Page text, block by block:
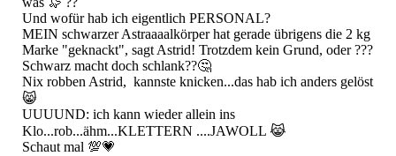
Und wofür hab ich eigentlich PERSONAL?
MEIN schwarzer Astraaaalkörper hat gerade übrigens die 2 kg
Marke "geknackt", sagt Astrid! Trotzdem kein Grund, oder ???
Schwarz macht doch schlank??🤔
Nix robben Astrid, kannste knicken...das hab ich anders gelöst
😸
UUUUND: ich kann wieder allein ins
Klo...rob...ähm...KLETTERN ....JAWOLL 😹
Schaut mal 💯💗